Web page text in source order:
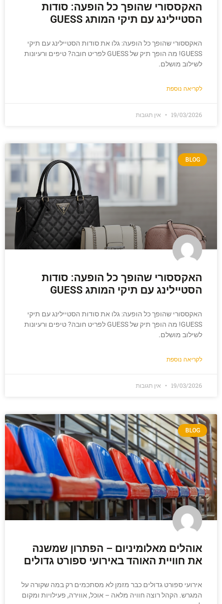
האקססורי שהופך כל הופעה: סודות
הסטיילינג עם תיקי המותג GUESS
האקססורי שהופך כל הופעה: גלו את סודות הסטיילינג עם תיקי
GUESS! מה הופך תיק של GUESS לפריט חובה? טיפים ורעיונות
לשילוב מושלם.
לקריאה נוספת
19/03/2026 אין תגובות
BLOG
האקססורי שהופך כל הופעה: סודות
הסטיילינג עם תיקי המותג GUESS
האקססורי שהופך כל הופעה: גלו את סודות הסטיילינג עם תיקי
GUESS! מה הופך תיק של GUESS לפריט חובה? טיפים ורעיונות
לשילוב מושלם.
לקריאה נוספת
19/03/2026 אין תגובות
BLOG
אוהלים מאלומיניום – הפתרון שמשנה
את חוויית האוהד באירועי ספורט גדולים
אירועי ספורט גדולים כבר מזמן לא מסתכמים רק במה שקורה על
המגרש. הקהל רוצה חוויה מלאה – אוכל, אווירה, פעילויות ומקום